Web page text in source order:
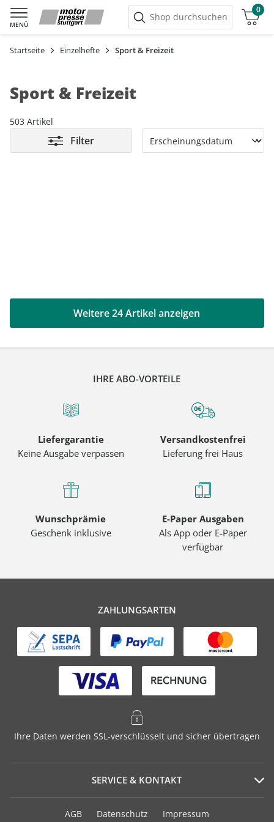
MENÜ
Shop durchsuchen
0
Warenkorb
Startseite Einzelhefte Sport & Freizeit
Sport & Freizeit
503 Artikel
Filter
Weitere 24 Artikel anzeigen
IHRE ABO-VORTEILE
Liefergarantie
Keine Ausgabe verpassen
Versandkostenfrei
Lieferung frei Haus
Wunschprämie
Geschenk inklusive
E-Paper Ausgaben
Als App oder E-Paper
verfügbar
ZAHLUNGSARTEN
Ihre Daten werden SSL-verschlüsselt und sicher übertragen
SERVICE & KONTAKT
Serviceportal
AGB Datenschutz Impressum